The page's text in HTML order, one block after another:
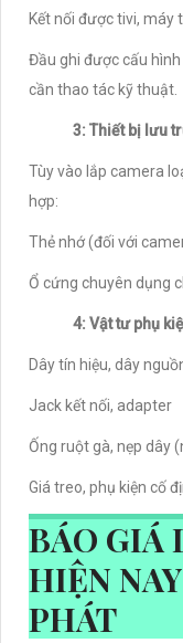
Kết nối được tivi, máy
Đầu ghi được cấu
cần thao tác kỹ thuật.
3: Thiết bị lưu
Tùy vào lắp camera
hợp:
Thẻ nhớ (đối với
Ổ cứng chuyên dụng
4: Vật tư phụ
Dây tín hiệu, dây
Jack kết nối, adapter
Ống ruột gà, nẹp dây
Giá treo, phụ kiện cố
BÁO GIÁ
HIỆN
PHÁT